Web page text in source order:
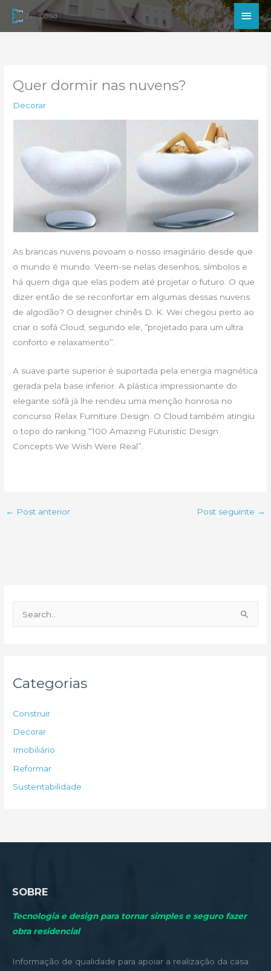
para
Quer dormir nas nuvens?
Decorar
As brancas nuvens povoam o nosso imaginário desde que
o mundo é mundo. Veem-se nelas desenhos, símbolos e
há quem diga que elas podem até projetar o futuro. O que
dizer então de se reconfortar em algumas dessas nuvens
de algodão? O designer chinês D. K. Wei chegou perto ao
criar o sofá Cloud, segundo ele, “projetado para um ultra
conforto e relaxamento”.
A suave parte superior é suportada pela energia magnética
gerada pela base inferior. A plástica impressionante do
elegante sofá já lhe rendeu uma menção honrosa no
concurso Relax Furniture Design. O Cloud também atingiu
o topo do ranking “100 Amazing Futuristic Design
Concepts We Wish Were Real”.
← Post anterior Post seguinte →
e
p
o
r
Categorias
Construir
Decorar
Imobiliário
Reformar
Sustentabilidade
SOBRE
Tecnologia e design para tornar simples e seguro fazer
obra residencial
Informação de qualidade para apoiar a realização da casa